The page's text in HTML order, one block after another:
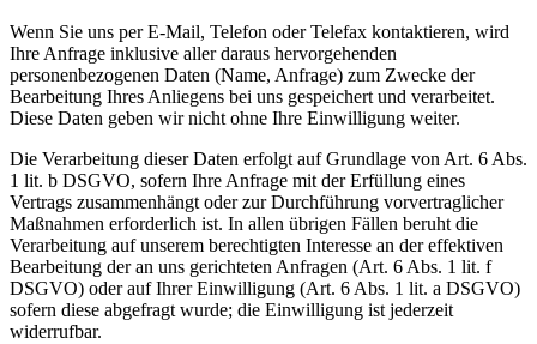
Wenn Sie uns per E-Mail, Telefon oder Telefax kontaktieren, wird
Ihre Anfrage inklusive aller daraus hervorgehenden
personenbezogenen Daten (Name, Anfrage) zum Zwecke der
Bearbeitung Ihres Anliegens bei uns gespeichert und verarbeitet.
Diese Daten geben wir nicht ohne Ihre Einwilligung weiter.
Die Verarbeitung dieser Daten erfolgt auf Grundlage von Art. 6 Abs.
1 lit. b DSGVO, sofern Ihre Anfrage mit der Erfüllung eines
Vertrags zusammenhängt oder zur Durchführung vorvertraglicher
Maßnahmen erforderlich ist. In allen übrigen Fällen beruht die
Verarbeitung auf unserem berechtigten Interesse an der effektiven
Bearbeitung der an uns gerichteten Anfragen (Art. 6 Abs. 1 lit. f
DSGVO) oder auf Ihrer Einwilligung (Art. 6 Abs. 1 lit. a DSGVO)
sofern diese abgefragt wurde; die Einwilligung ist jederzeit
widerrufbar.